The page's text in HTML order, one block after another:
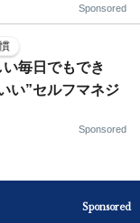
Sponsored
毎日でもでき
い”セルフマネジ
Sponsored
Sponsored